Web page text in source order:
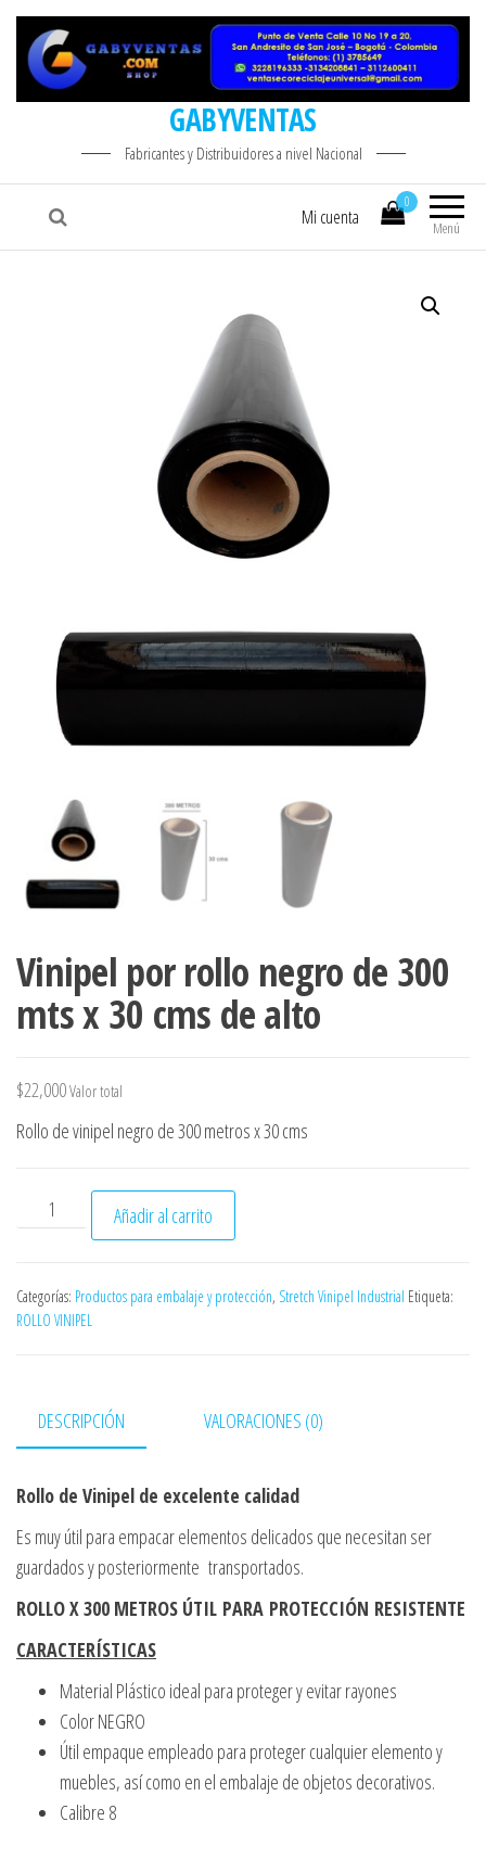
GABYVENTAS
Fabricantes y Distribuidores a nivel Nacional
Menú
0
Mi cuenta
Vinipel por rollo negro de 300
mts x 30 cms de alto
$22,000Valor total
Rollo de vinipel negro de 300 metros x 30 cms
Vinipel por rollo negro de 300 mts x 30 cms de alto cantidad
Añadir al carrito
Categorías: Productos para embalaje y protección, Stretch Vinipel Industrial Etiqueta:
ROLLO VINIPEL
DESCRIPCIÓN VALORACIONES (0)
Rollo de Vinipel de excelente calidad
Es muy útil para empacar elementos delicados que necesitan ser
guardados y posteriormente transportados.
ROLLO X 300 METROS ÚTIL PARA PROTECCIÓN RESISTENTE
CARACTERÍSTICAS
Material Plástico ideal para proteger y evitar rayones
Color NEGRO
Útil empaque empleado para proteger cualquier elemento y
muebles, así como en el embalaje de objetos decorativos.
Calibre 8